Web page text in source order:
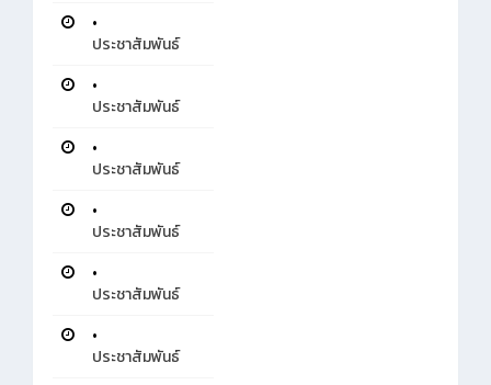
•
ประชาสัมพันธ์
•
ประชาสัมพันธ์
•
ประชาสัมพันธ์
•
ประชาสัมพันธ์
•
ประชาสัมพันธ์
•
ประชาสัมพันธ์